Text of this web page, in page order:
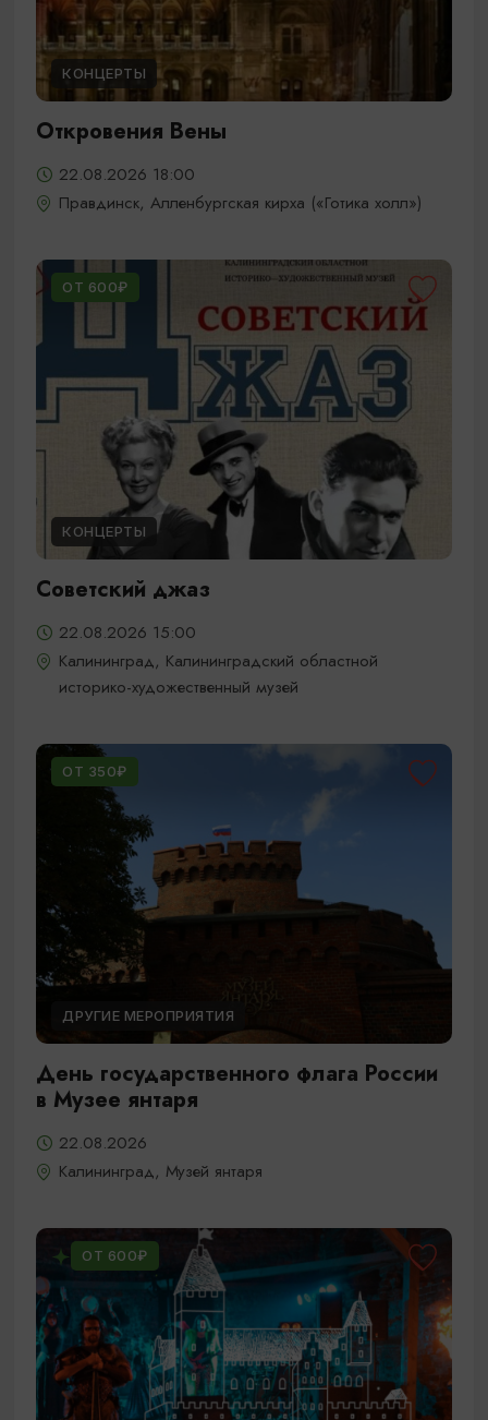
КОНЦЕРТЫ
Откровения Вены
22.08.2026 18:00
Правдинск, Алленбургская кирха («Готика холл»)
ОТ 600₽
КОНЦЕРТЫ
Советский джаз
22.08.2026 15:00
Калининград, Калининградский областной
историко-художественный музей
ОТ 350₽
ДРУГИЕ МЕРОПРИЯТИЯ
День государственного флага России
в Музее янтаря
22.08.2026
Калининград, Музей янтаря
ОТ 600₽